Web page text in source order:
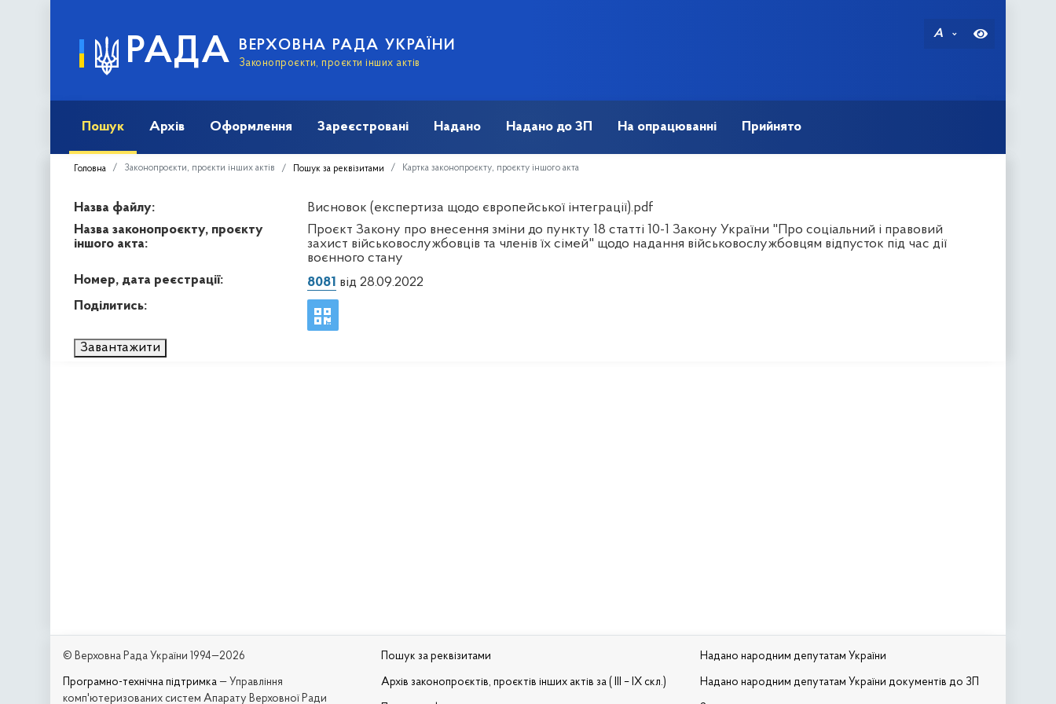
РАДА ВЕРХОВНА РАДА УКРАЇНИ
Законопроєкти, проєкти інших актів
A
Пошук Архів Оформлення Зареєстровані Надано Надано до ЗП На опрацюванні Прийнято
Головна Законопроєкти, проєкти інших актів Пошук за реквізитами Картка законопроєкту, проєкту іншого акта
Назва файлу:
Висновок (експертиза щодо європейської інтеграції).pdf
Назва законопроєкту, проєкту
іншого акта:
Проєкт Закону про внесення зміни до пункту 18 статті 10-1 Закону України "Про соціальний і правовий
захист військовослужбовців та членів їх сімей" щодо надання військовослужбовцям відпусток під час дії
воєнного стану
Номер, дата реєстрації:
8081 від 28.09.2022
Поділитись:
Завантажити
© Верховна Рада України 1994—2026
Програмно-технічна підтримка — Управління
комп'ютеризованих систем Апарату Верховної Ради
Пошук за реквізитами
Архів законопроєктів, проєктів інших актів за ( III – IX скл.)
Надано народним депутатам України
Надано народним депутатам України документів до ЗП